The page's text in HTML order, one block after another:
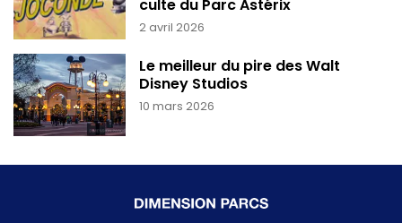
2 avril 2026
culte du Parc Astérix
10 mars 2026
Le meilleur du pire des Walt
Disney Studios